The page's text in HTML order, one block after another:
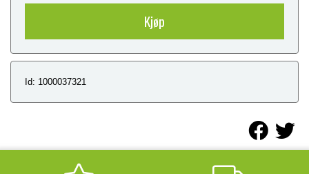
Kjøp
Id: 1000037321